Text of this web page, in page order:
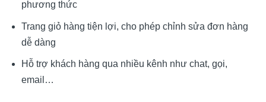
phương thức
Trang giỏ hàng tiện lợi, cho phép chỉnh sửa đơn hàng
dễ dàng
Hỗ trợ khách hàng qua nhiều kênh như chat, gọi,
email…